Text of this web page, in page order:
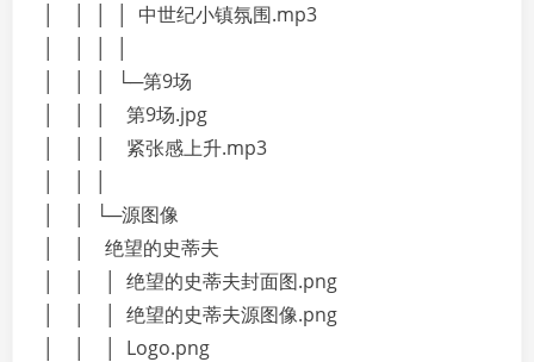
│ │ │ │ 中世纪小镇氛围.mp3
│ │ │ └─第9场
│ │ │ 第9场.jpg
│ │ │ 紧张感上升.mp3
│ │ └─源图像
│ │ 绝望的史蒂夫
│ │ │ 绝望的史蒂夫封面图.png
│ │ │ 绝望的史蒂夫源图像.png
│ │ │ Logo.png